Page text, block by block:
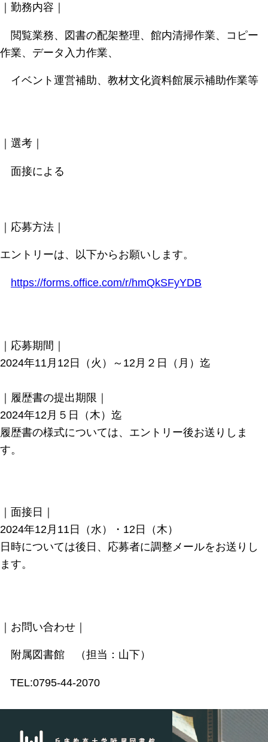
｜勤務内容｜
閲覧業務、図書の配架整理、館内清掃作業、コピー
作業、データ入力作業、
イベント運営補助、教材文化資料館展示補助作業等
｜選考｜
面接による
｜応募方法｜
エントリーは、以下からお願いします。
https://forms.office.com/r/hmQkSFyYDB
｜応募期間｜
2024年11月12日（火）～12月２日（月）迄
｜履歴書の提出期限｜
2024年12月５日（木）迄
履歴書の様式については、エントリー後お送りしま
す。
｜面接日｜
2024年12月11日（水）・12日（木）
日時については後日、応募者に調整メールをお送りし
ます。
｜お問い合わせ｜
附属図書館 （担当：山下）
TEL:0795-44-2070